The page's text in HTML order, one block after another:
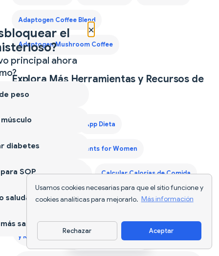
Usamos cookies necesarias para que el sitio funcione y
cookies analíticas para mejorarlo. Más información
Rechazar Aceptar
Adaptogen Coffee Blend
Adaptogen Mushroom Coffee
Explora Más Herramientas y Recursos de
Nutrición
AI Food Tracker App Dieta
Best Protein Supplements for Women
Best Weight Loss Pills Calcular Calorías de Comida
Calorie Deficit Diet Contador de Calorías
Contador de Calorías Activado por Voz - Di tus Comidas
y Rastrea Nutrición Sin Manos — 2026
Descargar app
×
el
principal ahora
peso
diabetes
SOP
saludable
sano